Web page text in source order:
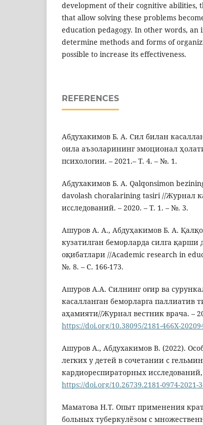
development of their cognitive abilities,
that allow solving these problems
education pedagogy. In other words,
determine methods and forms of
possible to increase its effectiveness.
REFERENCES
Абдухакимов Б. А. Сил билан
оила аъзоларининг эмоционал
психологии. – 2021.– Т. 4. – №. 1.
Абдухакимов Б. А. Qalqonsimon
davolash choralarining tasiri //Журнал
исследований. – 2020. – Т. 1. – №. 3.
Ашуров А. А., Абдуҳакимов Б. А.
кузатилган беморларда силга
оқибатлари //Academic research in
№. 8. – С. 166-173.
Ашуров А.А. Силнинг оғир ва
касалланган беморларга паллиатив
аҳамияти//Журнал вестник врача. –
https://doi.org/10.38095/2181-466X-
Ашуров A., Абдухакимов B. (2022).
легких у детей в сочетании с
кардиореспираторных исследований,
https://doi.org/10.26739.2181-0974-2021-
Маматова Н.Т. Опыт применения
больных туберкулёзом с